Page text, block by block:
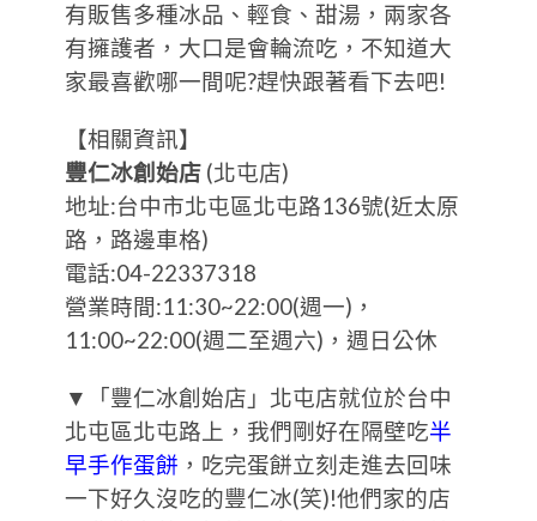
有販售多種冰品、輕食、甜湯，兩家各
有擁護者，大口是會輪流吃，不知道大
家最喜歡哪一間呢?趕快跟著看下去吧!
【相關資訊】
豐仁冰創始店 (北屯店)
地址:台中市北屯區北屯路136號(近太原
路，路邊車格)
電話:04-22337318
營業時間:11:30~22:00(週一)，
11:00~22:00(週二至週六)，週日公休
▼「豐仁冰創始店」北屯店就位於台中
北屯區北屯路上，我們剛好在隔壁吃半
早手作蛋餅 ，吃完蛋餅立刻走進去回味
一下好久沒吃的豐仁冰(笑)!他們家的店